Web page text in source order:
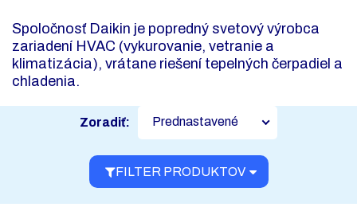
Spoločnosť Daikin je popredný svetový výrobca
zariadení HVAC (vykurovanie, vetranie a
klimatizácia), vrátane riešení tepelných čerpadiel a
chladenia.
FILTER PRODUKTOV
Zoradiť: Prednastavené